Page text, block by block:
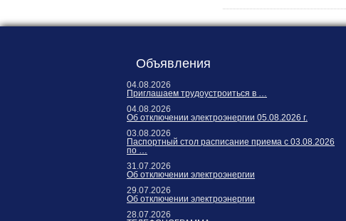
188530, Россия, Ленинградская
область, Ломоносовский район,
дер. Пеники, ул. Новая, д. 13,
Объявления
04.08.2026
Приглашаем трудоустроиться в …
04.08.2026
Об отключении электроэнергии 05.08.2026 г.
03.08.2026
Паспортный стол расписание приема с 03.08.2026
по …
31.07.2026
Об отключении электроэнергии
29.07.2026
Об отключении электроэнергии
28.07.2026